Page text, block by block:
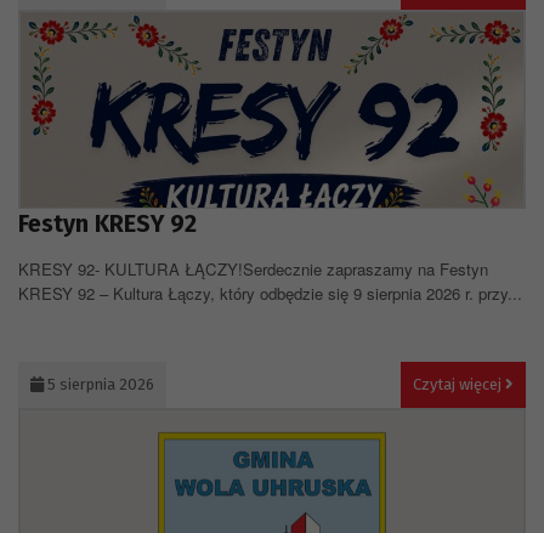
Festyn KRESY 92
KRESY 92- KULTURA ŁĄCZY!Serdecznie zapraszamy na Festyn
KRESY 92 – Kultura Łączy, który odbędzie się 9 sierpnia 2026 r. przy...
5 sierpnia 2026 Czytaj więcej